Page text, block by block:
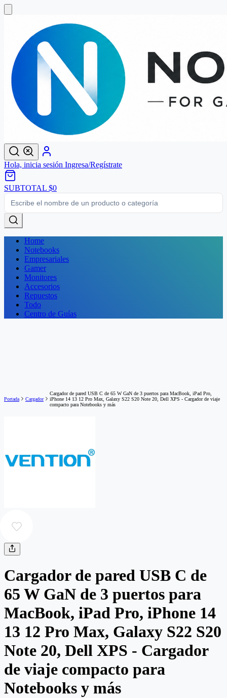
Hola, inicia sesión Ingresa/Regístrate
SUBTOTAL $0
Home
Notebooks
Empresariales
Gamer
Monitores
Accesorios
Repuestos
Todo
Centro de Guías
Portada Cargador
Cargador de pared USB C de 65 W GaN de 3 puertos para MacBook, iPad Pro,
iPhone 14 13 12 Pro Max, Galaxy S22 S20 Note 20, Dell XPS - Cargador de viaje
compacto para Notebooks y más
Cargador de pared USB C de
65 W GaN de 3 puertos para
MacBook, iPad Pro, iPhone 14
13 12 Pro Max, Galaxy S22 S20
Note 20, Dell XPS - Cargador
de viaje compacto para
Notebooks y más